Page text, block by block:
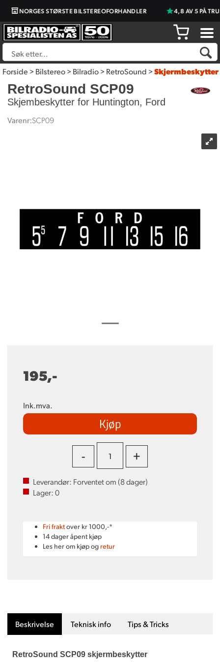
NORGES STØRSTE BILSTEREOFORHANDLER 4,8 AV 5 PÅ
Forside>Bilstereo>Bilradio>RetroSound>Skjermbeskytter
RetroSound SCP09
Skjembeskytter for Huntington, Ford
Varenr:SCP09
195,-
Ink.mva.
Kjøp
- +
Leverandør: Forventet om (8dager)
Lager:0
Fri fraktover kr 1000,-*
14 dager åpent kjøp
Les her om kjøp og retur
Beskrivelse Teknisk info Tips & Tricks
RetroSound SCP09 skjermbeskytter